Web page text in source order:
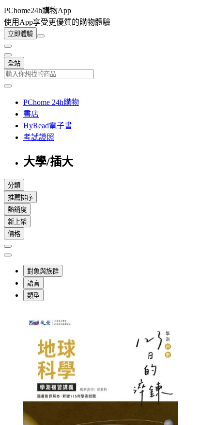
PChome24h購物App
使用App享受更優質的購物體驗
立即體驗
全站
PChome 24h購物
書店
HyRead電子書
考試證照
大學/插大
分類
推薦排序
熱銷度
新上架
價格
對象與族群
語言
類型